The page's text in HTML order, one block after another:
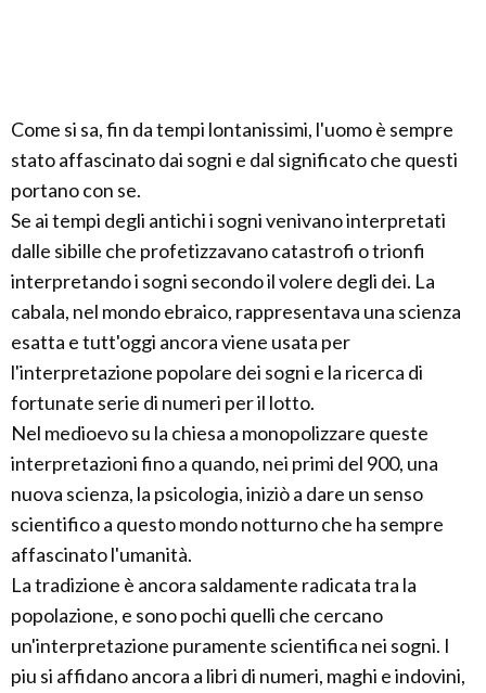
Come si sa, fin da tempi lontanissimi, l'uomo è sempre
stato affascinato dai sogni e dal significato che questi
portano con se.
Se ai tempi degli antichi i sogni venivano interpretati
dalle sibille che profetizzavano catastrofi o trionfi
interpretando i sogni secondo il volere degli dei. La
cabala, nel mondo ebraico, rappresentava una scienza
esatta e tutt'oggi ancora viene usata per
l'interpretazione popolare dei sogni e la ricerca di
fortunate serie di numeri per il lotto.
Nel medioevo su la chiesa a monopolizzare queste
interpretazioni fino a quando, nei primi del 900, una
nuova scienza, la psicologia, iniziò a dare un senso
scientifico a questo mondo notturno che ha sempre
affascinato l'umanità.
La tradizione è ancora saldamente radicata tra la
popolazione, e sono pochi quelli che cercano
un'interpretazione puramente scientifica nei sogni. I
piu si affidano ancora a libri di numeri, maghi e indovini,